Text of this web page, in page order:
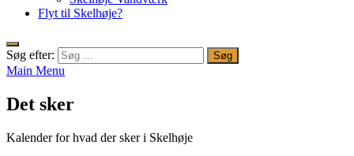
Flyt til Skelhøje?
Søg efter:
Main Menu
Det sker
Kalender for hvad der sker i Skelhøje